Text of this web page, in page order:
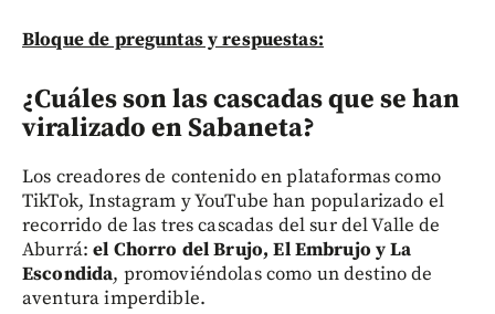
Bloque de preguntas y respuestas:
¿Cuáles son las cascadas que se han
viralizado en Sabaneta?
Los creadores de contenido en plataformas como
TikTok, Instagram y YouTube han popularizado el
recorrido de las tres cascadas del sur del Valle de
Aburrá:el Chorro del Brujo, El Embrujo y La
Escondida, promoviéndolas como un destino de
aventura imperdible.